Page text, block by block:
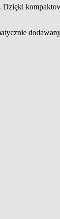
Dzięki